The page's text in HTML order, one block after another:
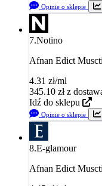
Opinie o sklepie
7.Notino
Afnan Edict
4.31 zł/ml
345.10 zł z
Idź do sklepu
Opinie o sklepie
8.E-glamour
Afnan Edict